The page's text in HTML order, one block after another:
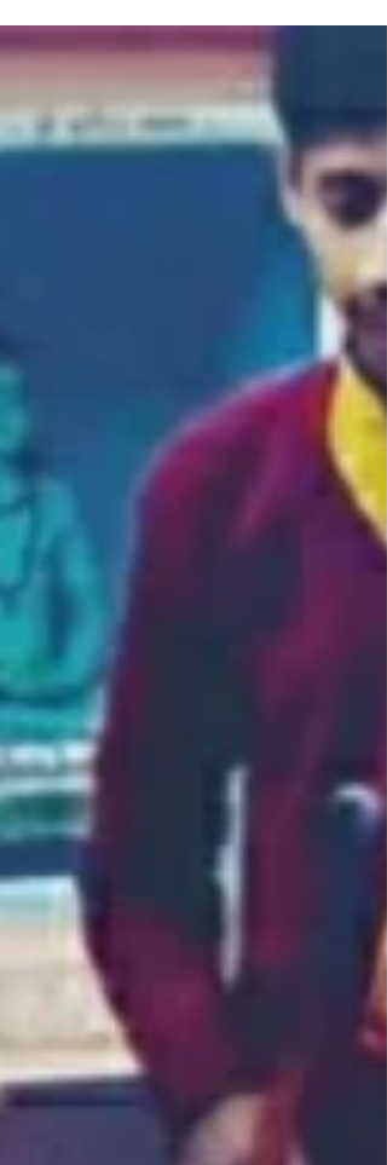
música alta. Era demasiado. Aún me veo
sentada miran